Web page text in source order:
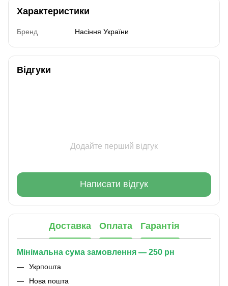
Характеристики
Бренд Насіння України
Відгуки
Додайте перший відгук
Написати відгук
Доставка Оплата Гарантія
Мінімальна сума замовлення — 250 рн
Укрпошта
Нова пошта